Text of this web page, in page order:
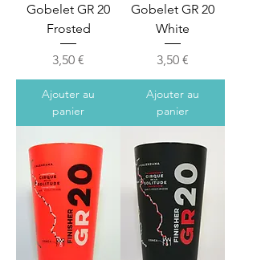
Gobelet GR 20
Frosted
Prix
3,50 €
Ajouter au
panier
Gobelet GR 20
White
Prix
3,50 €
Ajouter au
panier